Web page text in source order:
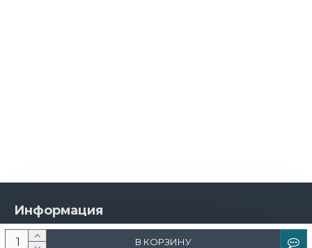
В КОРЗИНУ
Информация
О компании